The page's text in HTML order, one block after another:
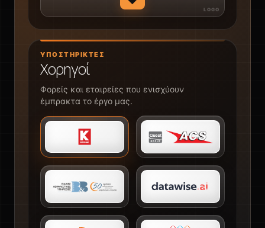
ΥΠΟΣΤΗΡΙΚΤΈΣ
Χορηγοί
Φορείς και εταιρείες που ενισχύουν
έμπρακτα το έργο μας.